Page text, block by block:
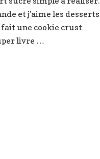
et j’aime les desserts
fait une cookie crust
livre …